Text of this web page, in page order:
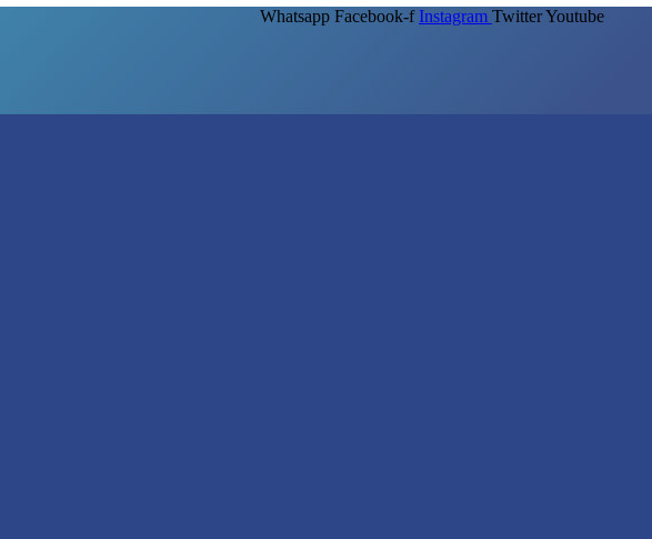
Whatsapp Facebook-f Instagram TwitterYoutube